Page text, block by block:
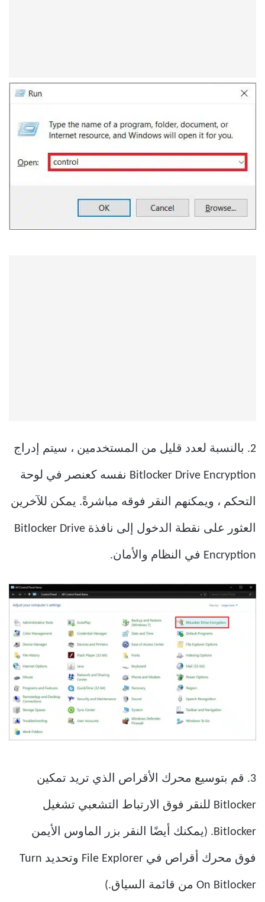
2. بالنسبة لعدد قليل من المستخدمين ، سيتم إدراج
Bitlocker Drive Encryption نفسه كعنصر في لوحة
التحكم ، ويمكنهم النقر فوقه مباشرةً. يمكن للآخرين
العثور على نقطة الدخول إلى نافذة Bitlocker Drive
Encryption في النظام والأمان.
3. قم بتوسيع محرك الأقراص الذي تريد تمكين
Bitlocker للنقر فوق الارتباط التشعبي تشغيل
Bitlocker. (يمكنك أيضًا النقر بزر الماوس الأيمن
فوق محرك أقراص في File Explorer وتحديد Turn
On Bitlocker من قائمة السياق.)